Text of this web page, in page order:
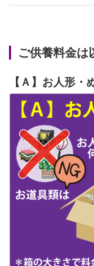
が伸びた時...
2026/06/22
の祖父母か...
2026/06/20
てくださる...
第65回人形
第64回人形
第63回人形
第62回人形
第61回人形
第60回人
第59回人
第58回人形
ご供養料金
【Ａ】お人形・